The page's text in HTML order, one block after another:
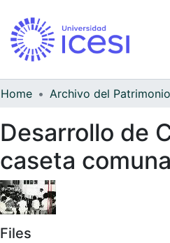
Home
Desarrollo de
caseta
Files